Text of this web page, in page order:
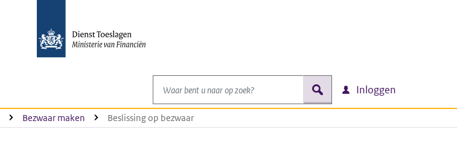
Waar bent u naar op zoek?
zoek Inloggen
Bezwaar maken Beslissing op bezwaar